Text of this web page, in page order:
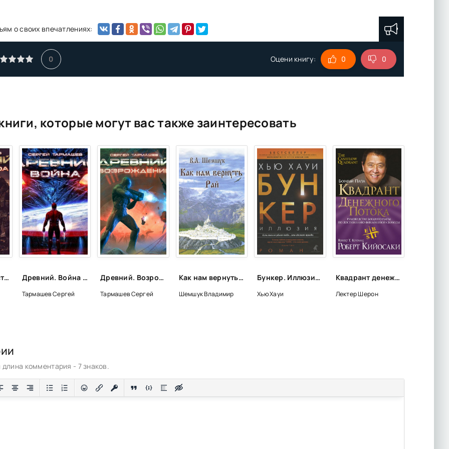
о своих впечатлениях:
0 Оцени книгу: 0 0
которые могут вас также заинтересовать
Древний. Катастрофа - Сергей Тармашев Древний. Война - Сергей Тармашев
Тармашев Сергей
Древний. Возрождение - Сергей Тармашев
Тармашев Сергей
Как нам вернуть Рай - Владимир Шемшук
Шемшук Владимир
Бункер. Иллюзия - Хью Хауи (1)
Хью Хауи
Квадрант денежного потока - Роберт Кийосаки, Шерон Лектер
Лектер Шерон
комментария - 7 знаков.